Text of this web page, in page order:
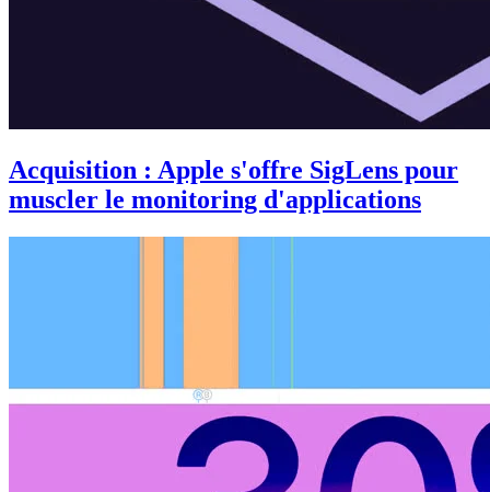
Acquisition : Apple s'offre SigLens pour
muscler le monitoring d'applications